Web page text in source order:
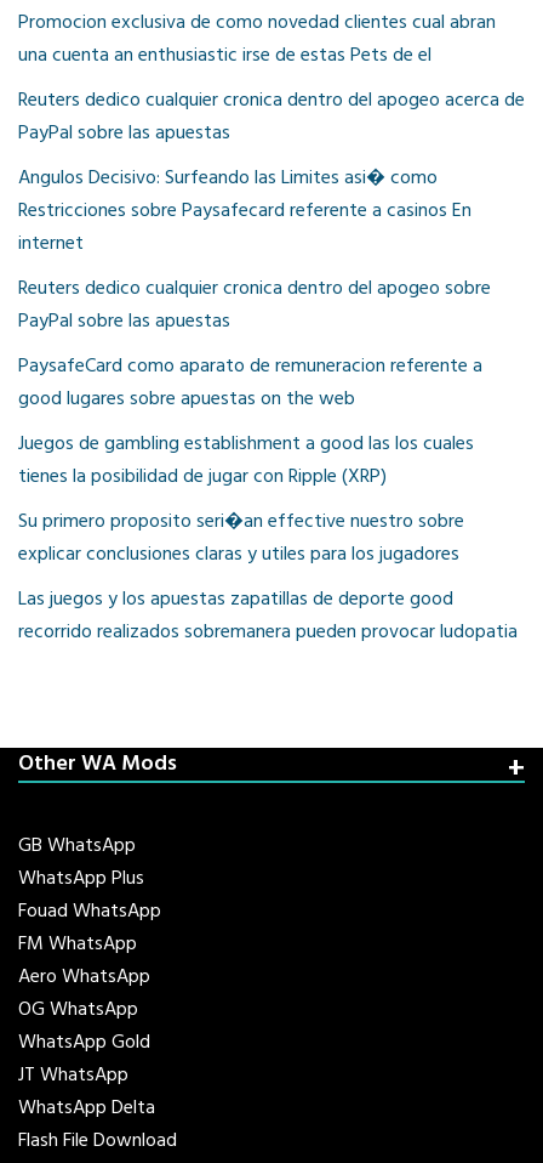
Promocion exclusiva de como novedad clientes cual abran
una cuenta an enthusiastic irse de estas Pets de el
Reuters dedico cualquier cronica dentro del apogeo acerca de
PayPal sobre las apuestas
Angulos Decisivo: Surfeando las Limites asi� como
Restricciones sobre Paysafecard referente a casinos En
internet
Reuters dedico cualquier cronica dentro del apogeo sobre
PayPal sobre las apuestas
PaysafeCard como aparato de remuneracion referente a
good lugares sobre apuestas on the web
Juegos de gambling establishment a good las los cuales
tienes la posibilidad de jugar con Ripple (XRP)
Su primero proposito seri�an effective nuestro sobre
explicar conclusiones claras y utiles para los jugadores
Las juegos y los apuestas zapatillas de deporte good
recorrido realizados sobremanera pueden provocar ludopatia
Other WA Mods
GB WhatsApp
WhatsApp Plus
Fouad WhatsApp
FM WhatsApp
Aero WhatsApp
OG WhatsApp
WhatsApp Gold
JT WhatsApp
WhatsApp Delta
Flash File Download